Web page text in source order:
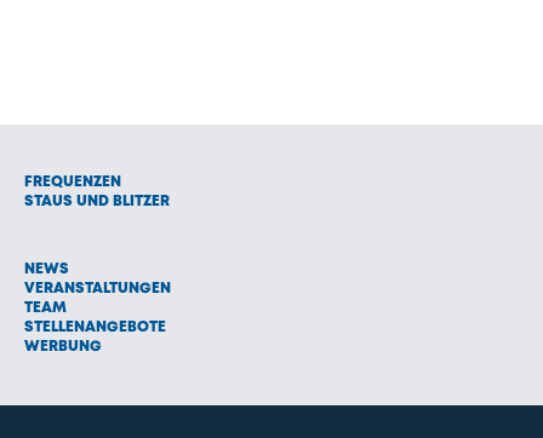
FREQUENZEN
STAUS UND BLITZER
NEWS
VERANSTALTUNGEN
TEAM
STELLENANGEBOTE
WERBUNG